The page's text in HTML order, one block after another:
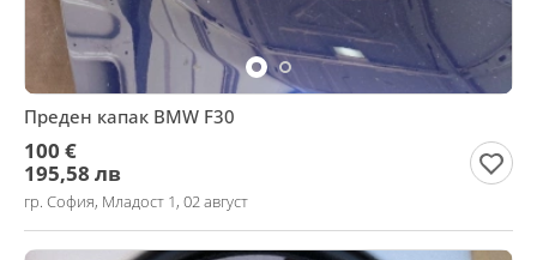
Преден капак BMW F30
100 €
195,58 лв
гр. София, Младост 1, 02 август